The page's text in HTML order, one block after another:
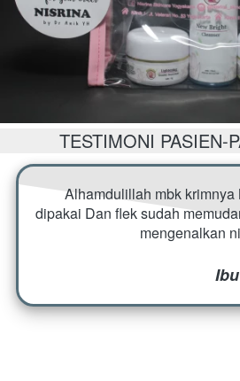
TESTIMONI PASIEN-
Alhamdulillah mbk
dipakai Dan flek sudah
mengenalkan